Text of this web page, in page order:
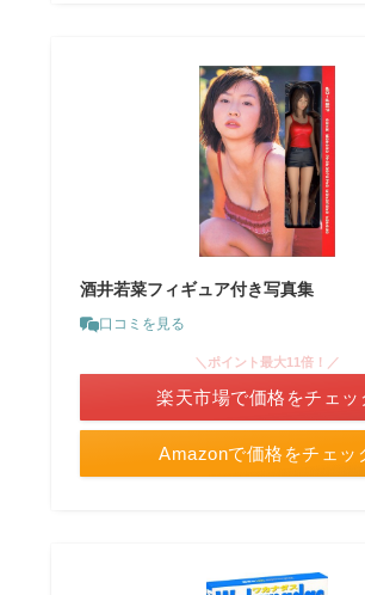
酒井若菜フィギュア付き写真集
口コミを見る
Amazonで価格をチェッ
＼ポイント最大11倍！／
楽天市場で価格をチェッ